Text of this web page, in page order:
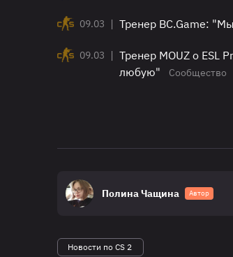
09.03 | Тренер BC.Game:
09.03 | Тренер MOUZ о ESL
любую"
Сообщество
Полина Чащина Автор
Новости по CS 2